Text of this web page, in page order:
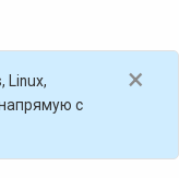
×
Linux,
с